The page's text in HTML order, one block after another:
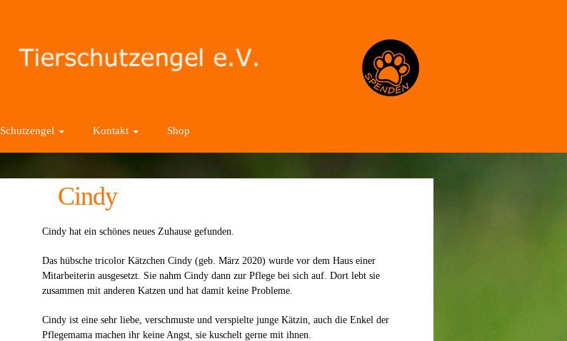
Schutzengel Kontakt Shop
Cindy
Cindy hat ein schönes neues Zuhause gefunden.
Das hübsche tricolor Kätzchen Cindy (geb. März 2020) wurde vor dem Haus einer
Mitarbeiterin ausgesetzt. Sie nahm Cindy dann zur Pflege bei sich auf. Dort lebt sie
zusammen mit anderen Katzen und hat damit keine Probleme.
Cindy ist eine sehr liebe, verschmuste und verspielte junge Kätzin, auch die Enkel der
Pflegemama machen ihr keine Angst, sie kuschelt gerne mit ihnen.